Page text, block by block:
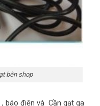
bên shop
, báo điện và Cần gạt ga